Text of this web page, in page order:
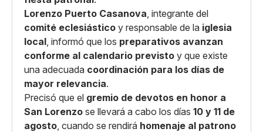
Lorenzo Puerto Casanova, integrante del
comité eclesiástico y responsable de la iglesia
local, informó que los preparativos avanzan
conforme al calendario previsto y que existe
una adecuada coordinación para los días de
mayor relevancia.
Precisó que el gremio de devotos en honor a
San Lorenzo se llevará a cabo los días 10 y 11 de
agosto, cuando se rendirá homenaje al patrono